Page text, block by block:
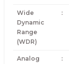
Wide
Dynamic
Range
(WDR)
:
Analog
: